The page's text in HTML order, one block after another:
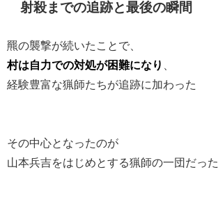
射殺までの追跡と最後の瞬間
羆の襲撃が続いたことで、
村は自力での対処が困難になり
経験豊富な猟師たちが追跡に加わった
その中心となったのが
山本兵吉をはじめとする猟師の一団だった